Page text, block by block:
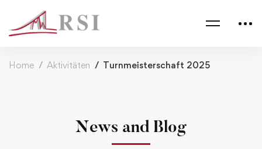
Home Aktivitäten Turnmeisterschaft 2025
News and Blog